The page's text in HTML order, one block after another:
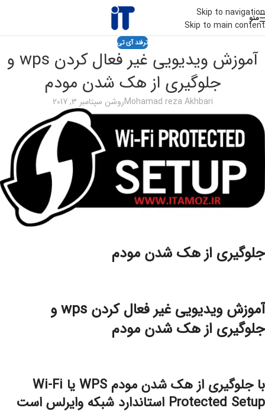
Skip to navigation
Skip to main content
منو
ترفند آی تی
آموزش ویدیویی غیر فعال کردن wps و
جلوگیری از هک شدن مودم
Mohamad reza Akhbariروشن سپتامبر 3, 2017
جلوگیری از هک شدن مودم
آموزش ویدیویی غیر فعال کردن wps و
جلوگیری از هک شدن مودم
باجلوگیری از هک شدن مودم
WPS یا Wi-Fi
Protected Setup استاندارد شبکه وایرلس است